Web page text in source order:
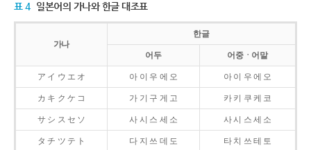
표 4 일본어의 가나와 한글 대조표
가나
한글
어두 어중ㆍ어말
ア イ ウ エ オ 아 이 우 에 오 아 이 우 에 오
カ キ ク ケ コ 가 기 구 게 고 카 키 쿠 케 코
サ シ ス セ ソ 사 시 스 세 소 사 시 스 세 소
タ チ ツ テ ト 다 지 쓰 데 도 타 치 쓰 테 토